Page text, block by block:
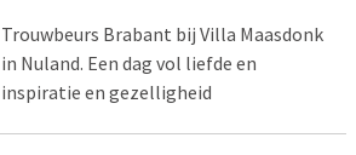
Trouwbeurs Brabant bij Villa Maasdonk
in Nuland. Een dag vol liefde en
inspiratie en gezelligheid